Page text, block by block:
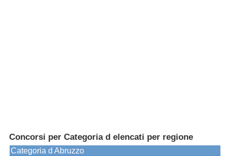
Concorsi per Categoria d elencati per regione
Categoria d Abruzzo